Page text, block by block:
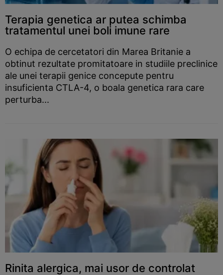
Terapia genetica ar putea schimba
tratamentul unei boli imune rare
O echipa de cercetatori din Marea Britanie a
obtinut rezultate promitatoare in studiile preclinice
ale unei terapii genice concepute pentru
insuficienta CTLA-4, o boala genetica rara care
perturba...
Rinita alergica, mai usor de controlat